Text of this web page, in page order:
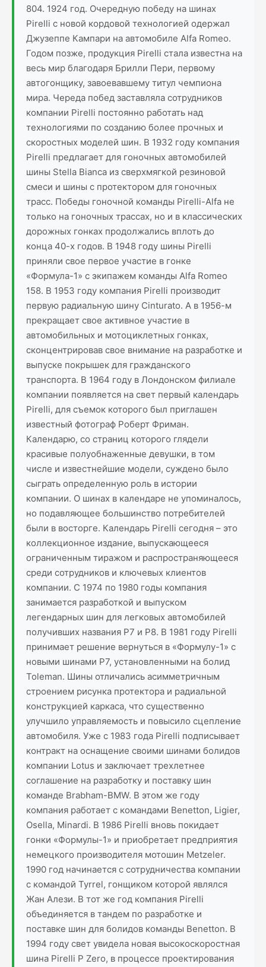
804. 1924 год. Очередную победу на шинах
Pirelli с новой кордовой технологией одержал
Джузеппе Кампари на автомобиле Alfa Romeo.
Годом позже, продукция Pirelli стала известна на
весь мир благодаря Брилли Пери, первому
автогонщику, завоевавшему титул чемпиона
мира. Череда побед заставляла сотрудников
компании Pirelli постоянно работать над
технологиями по созданию более прочных и
скоростных моделей шин. В 1932 году компания
Pirelli предлагает для гоночных автомобилей
шины Stella Bianca из сверхмягкой резиновой
смеси и шины с протектором для гоночных
трасс. Победы гоночной команды Pirelli-Alfa не
только на гоночных трассах, но и в классических
дорожных гонках продолжались вплоть до
конца 40-х годов. В 1948 году шины Pirelli
приняли свое первое участие в гонке
«Формула-1» с экипажем команды Alfa Romeo
158. В 1953 году компания Pirelli производит
первую радиальную шину Cinturato. А в 1956-м
прекращает свое активное участие в
автомобильных и мотоциклетных гонках,
сконцентрировав свое внимание на разработке и
выпуске покрышек для гражданского
транспорта. В 1964 году в Лондонском филиале
компании появляется на свет первый календарь
Pirelli, для съемок которого был приглашен
известный фотограф Роберт Фриман.
Календарю, со страниц которого глядели
красивые полуобнаженные девушки, в том
числе и известнейшие модели, суждено было
сыграть определенную роль в истории
компании. О шинах в календаре не упоминалось,
но подавляющее большинство потребителей
были в восторге. Календарь Pirelli сегодня – это
коллекционное издание, выпускающееся
ограниченным тиражом и распространяющееся
среди сотрудников и ключевых клиентов
компании. С 1974 по 1980 годы компания
занимается разработкой и выпуском
легендарных шин для легковых автомобилей
получивших названия P7 и P8. В 1981 году Pirelli
принимает решение вернуться в «Формулу-1» с
новыми шинами P7, установленными на болид
Toleman. Шины отличались асимметричным
строением рисунка протектора и радиальной
конструкцией каркаса, что существенно
улучшило управляемость и повысило сцепление
автомобиля. Уже с 1983 года Pirelli подписывает
контракт на оснащение своими шинами болидов
компании Lotus и заключает трехлетнее
соглашение на разработку и поставку шин
команде Brabham-BMW. В этом же году
компания работает с командами Benetton, Ligier,
Osella, Minardi. В 1986 Pirelli вновь покидает
гонки «Формулы-1» и приобретает предприятия
немецкого производителя мотошин Metzeler.
1990 год начинается с сотрудничества компании
с командой Tyrrel, гонщиком которой являлся
Жан Алези. В тот же год компания Pirelli
объединяется в тандем по разработке и
поставке шин для болидов команды Benetton. В
1994 году свет увидела новая высокоскоростная
шина Pirelli P Zero, в процессе проектирования